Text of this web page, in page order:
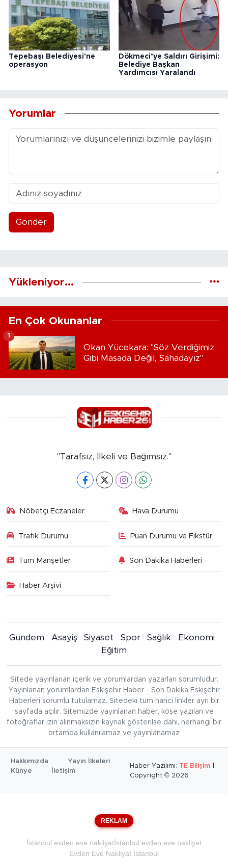
Tepebaşı Belediyesi'ne
operasyon
Dökmeci’ye Saldırı Girişimi:
Belediye Başkan
Yardımcısı Yaralandı
Yorumlar
Gönder
Yükleniyor...
En Çok Okunanlar
Okan Yücekara: "Söz Verdiğimiz
Gibi Masada Değil, Sahadayız"
1
"Tarafsız, İlkeli ve Bağımsız."
Nöbetçi Eczaneler Hava Durumu
Trafik Durumu Puan Durumu ve Fikstür
Tüm Manşetler Son Dakika Haberleri
Haber Arşivi
Gündem Asayiş Siyaset Spor Sağlık
Ekonomi
Eğitim
Sitede yayınlanan içerik ve yorumlardan yazarları sorumludur.
Yayınlanan yorumlardan Eskişehir Haber - Son Dakika Eskişehir
Haberleri sorumlu tutulamaz. Sitedeki tüm harici linkler ayrı bir
sayfada açılır. Sitemizde yayınlanan haber, köşe yazıları ve
fotoğraflar izin alınmaksızın kaynak gösterilse dahi, herhangi bir
ortamda kullanılamaz ve yayınlanamaz
Hakkımızda
Yayın İlkeleri
Künye
İletişim
Haber Yazılımı: TE Bilişim
Copyright © 2026
REKLAM
İstanbul evden eve nakliyatİstanbul evden eve nakliyat
Evden Eve Nakliyat İstanbul